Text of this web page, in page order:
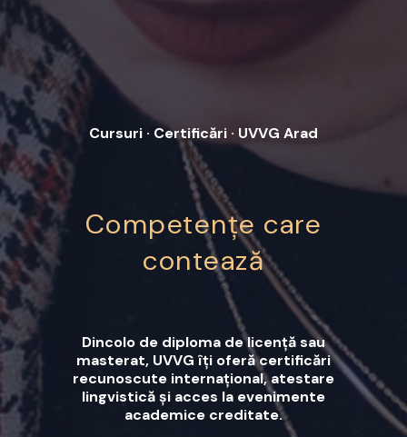
Cursuri · Certificări · UVVG Arad
Competențe care
contează
Dincolo de diploma de licență sau
masterat, UVVG îți oferă certificări
recunoscute internațional, atestare
lingvistică și acces la evenimente
academice creditate.